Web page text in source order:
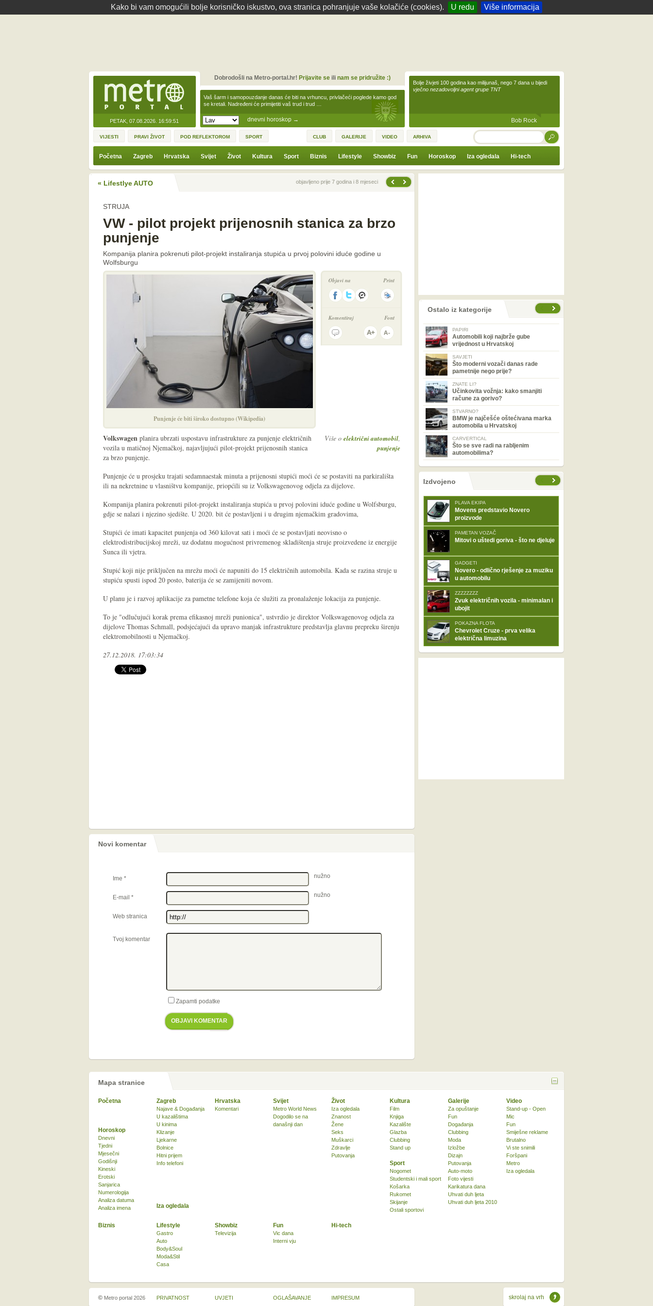
Kako bi vam omogućili bolje korisničko iskustvo, ova stranica pohranjuje vaše kolačiće (cookies). U redu Više informacija
PETAK, 07.08.2026. 16:59:51 dnevni horoskop →
Vaš šarm i samopouzdanje danas će biti na vrhuncu, privlačeći poglede kamo god
se kretali. Nadređeni će primijetiti vaš trud i trud …
Dobrodošli na Metro-portal.hr! Prijavite seili nam se pridružite :)
Bolje živjeti 100 godina kao milijunaš, nego 7 dana u bijedi
vječno nezadovoljni agent grupe TNT
Bob Rock
VIJESTI PRAVI ŽIVOT POD REFLEKTOROM SPORT CLUB GALERIJE VIDEO ARHIVA TRAŽI
Početna Zagreb Hrvatska Svijet Život Kultura Sport Biznis Lifestyle Showbiz Fun Horoskop Iza ogledala Hi-tech
« Lifestlye AUTO Prethodna vijestobjavljeno prije 7 godina i 8 mjeseci
STRUJA
VW - pilot projekt prijenosnih stanica za brzo
punjenje
Kompanija planira pokrenuti pilot-projekt instaliranja stupića u prvoj polovini iduće godine u
Wolfsburgu
Punjenje će biti široko dostupno (Wikipedia)
Objavi na Print
Komentiraj Font
Više o električni automobil,
punjenje
Volkswagen planira ubrzati uspostavu infrastrukture za punjenje električnih
vozila u matičnoj Njemačkoj, najavljujući pilot-projekt prijenosnih stanica
za brzo punjenje.
Punjenje će u prosjeku trajati sedamnaestak minuta a prijenosni stupići moći će se postaviti na parkirališta
ili na nekretnine u vlasništvu kompanije, priopćili su iz Volkswagenovog odjela za dijelove.
Kompanija planira pokrenuti pilot-projekt instaliranja stupića u prvoj polovini iduće godine u Wolfsburgu,
gdje se nalazi i njezino sjedište. U 2020. bit će postavljeni i u drugim njemačkim gradovima,
Stupići će imati kapacitet punjenja od 360 kilovat sati i moći će se postavljati neovisno o
elektrodistribucijskoj mreži, uz dodatnu mogućnost privremenog skladištenja struje proizvedene iz energije
Sunca ili vjetra.
Stupić koji nije priključen na mrežu moći će napuniti do 15 električnih automobila. Kada se razina struje u
stupiću spusti ispod 20 posto, baterija će se zamijeniti novom.
U planu je i razvoj aplikacije za pametne telefone koja će služiti za pronalaženje lokacija za punjenje.
To je "odlučujući korak prema efikasnoj mreži punionica", ustvrdio je direktor Volkswagenovog odjela za
dijelove Thomas Schmall, podsjećajući da upravo manjak infrastrukture predstavlja glavnu prepreku širenju
elektromobilnosti u Njemačkoj.
27.12.2018. 17:03:34
Novi komentar
Ime * nužno
E-mail * nužno
Web stranica
Tvoj komentar
Zapamti podatke
OBJAVI KOMENTAR
Ostalo iz kategorije
PAPIRI
Automobili koji najbrže gube
vrijednost u Hrvatskoj
SAVJETI
Što moderni vozači danas rade
pametnije nego prije?
ZNATE LI?
Učinkovita vožnja: kako smanjiti
račune za gorivo?
STVARNO?
BMW je najčešće oštećivana marka
automobila u Hrvatskoj
CARVERTICAL
Što se sve radi na rabljenim
automobilima?
nema prethodne stranice
sljedećeIzdvojeno
PLAVA EKIPA
Movens predstavio Novero
proizvode
PAMETAN VOZAČ
Mitovi o uštedi goriva - što ne djeluje
GADGETI
Novero - odlično rješenje za muziku
u automobilu
ZZZZZZZZ
Zvuk električnih vozila - minimalan i
ubojit
POKAZNA FLOTA
Chevrolet Cruze - prva velika
električna limuzina
Mapa stranice
Početna Zagreb
Najave & Događanja
U kazalištima
U kinima
Klizanje
Ljekarne
Bolnice
Hitni prijem
Info telefoni
Hrvatska
Komentari
Svijet
Metro World News
Dogodilo se na
današnji dan
Život
Iza ogledala
Znanost
Žene
Seks
Muškarci
Zdravlje
Putovanja
Kultura
Film
Knjiga
Kazalište
Glazba
Clubbing
Stand up
Sport
Nogomet
Studentski i mali sport
Košarka
Rukomet
Skijanje
Ostali sportovi
Biznis Lifestyle
Gastro
Auto
Body&Soul
Moda&Stil
Casa
Showbiz
Televizija
Fun
Vic dana
Interni vju
Horoskop
Dnevni
Tjedni
Mjesečni
Godišnji
Kineski
Erotski
Sanjarica
Numerologija
Analiza datuma
Analiza imena
Iza ogledala
Hi-tech
Galerije
Za opuštanje
Fun
Događanja
Clubbing
Moda
Izložbe
Dizajn
Putovanja
Auto-moto
Foto vijesti
Karikatura dana
Uhvati duh ljeta
Uhvati duh ljeta 2010
Video
Stand-up - Open
Mic
Fun
Smiješne reklame
Brutalno
Vi ste snimili
Foršpani
Metro
Iza ogledala
skrolaj na vrh
© Metro portal 2026 PRIVATNOST UVJETI OGLAŠAVANJE IMPRESUM